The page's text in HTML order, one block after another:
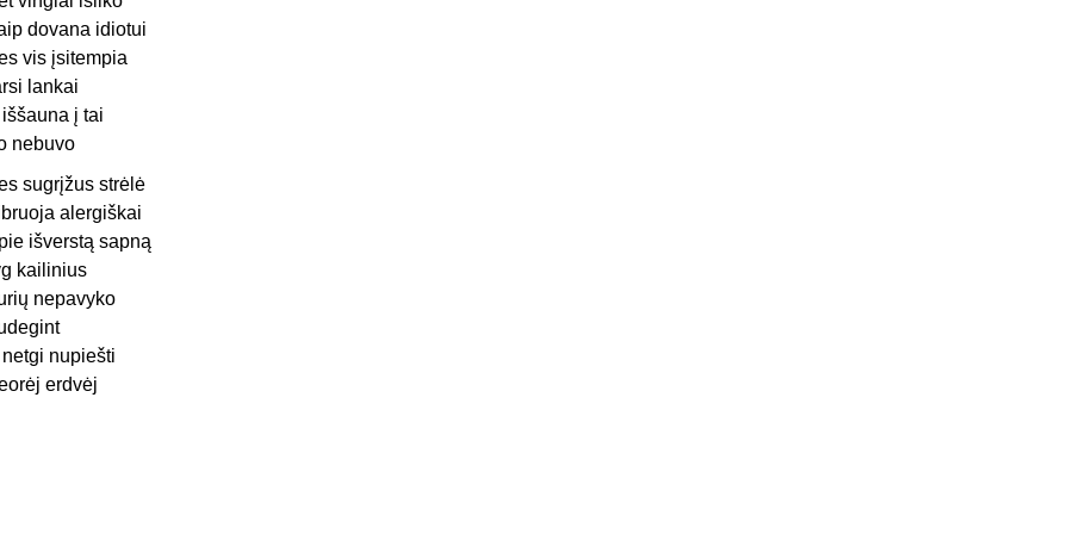
dovana idiotui
vis įsitempia
lankai
iššauna į tai
nebuvo
sugrįžus strėlė
alergiškai
išverstą sapną
kailinius
nepavyko
netgi nupiešti
erdvėj